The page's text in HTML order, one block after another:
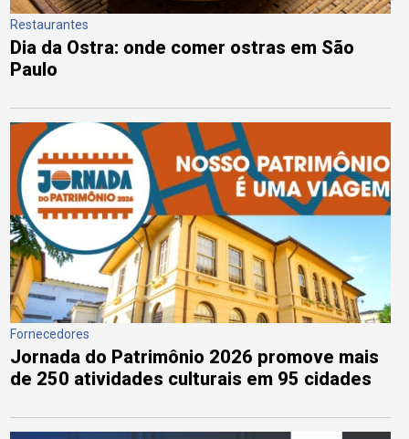
Restaurantes
Dia da Ostra: onde comer ostras em São
Paulo
Fornecedores
Jornada do Patrimônio 2026 promove mais
de 250 atividades culturais em 95 cidades